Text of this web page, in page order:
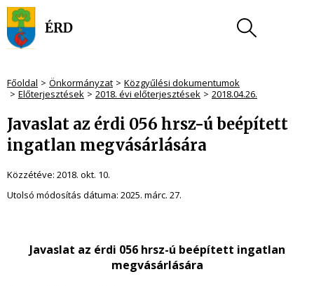
Főoldal Önkormányzat
Közgyűlési dokumentumok
Előterjesztések
2018. évi előterjesztések 2018.04.26.
Javaslat az érdi 056 hrsz-ú beépített
ingatlan megvásárlására
Közzétéve: 2018. okt. 10.
Utolsó módosítás dátuma: 2025. márc. 27.
Javaslat az érdi 056 hrsz-ú beépített ingatlan
megvásárlására